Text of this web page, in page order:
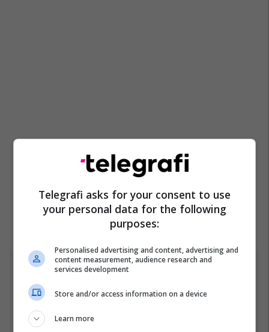
Top 5
Fjalët e para të Joshuas
Telegrafi asks for your consent to use
your personal data for the following
purposes:
Personalised advertising and content, advertising and
content measurement, audience research and
services development
Store and/or access information on a device
Learn more